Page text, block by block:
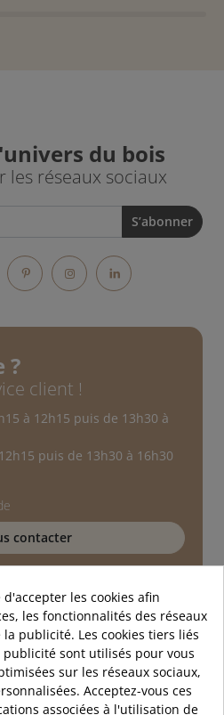
du bois
les réseaux sociaux
PinterestInstagramLinkedIn
?
client !
à 12h15 puis de 13h30 à
puis de 13h30 à 16h30
contacter
72 40 90
les cookies afin
les fonctionnalités des réseaux
publicité. Les cookies tiers liés
publicité sont utilisés pour vous
sur les réseaux sociaux,
Acceptez-vous ces
associées à l'utilisation de